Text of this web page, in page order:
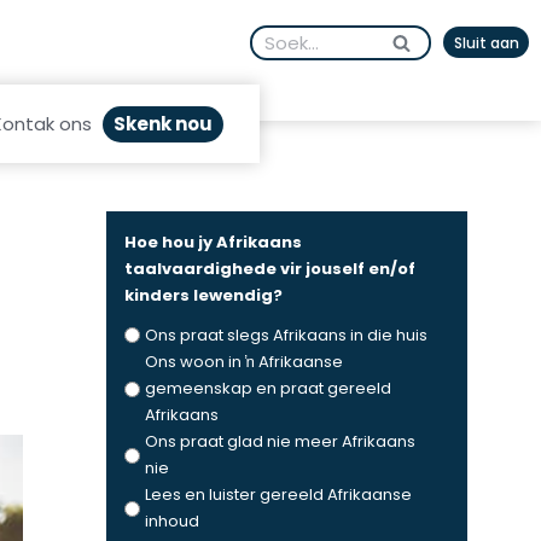
Search
for:
Sluit aan
ons Skenk nou
Hoe hou jy Afrikaans
taalvaardighede vir jouself en/of
kinders lewendig?
Ons praat slegs Afrikaans in die huis
Ons woon in ŉ Afrikaanse
gemeenskap en praat gereeld
Afrikaans
Ons praat glad nie meer Afrikaans
nie
Lees en luister gereeld Afrikaanse
inhoud